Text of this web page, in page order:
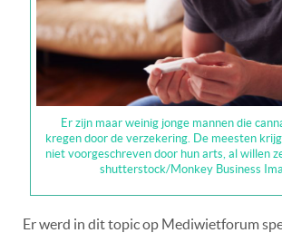
Er zijn maar weinig jonge mannen die
kregen door de verzekering. De meesten
niet voorgeschreven door hun arts, al willen
shutterstock/Monkey Business
Er werd in dit topic op Mediwietforum